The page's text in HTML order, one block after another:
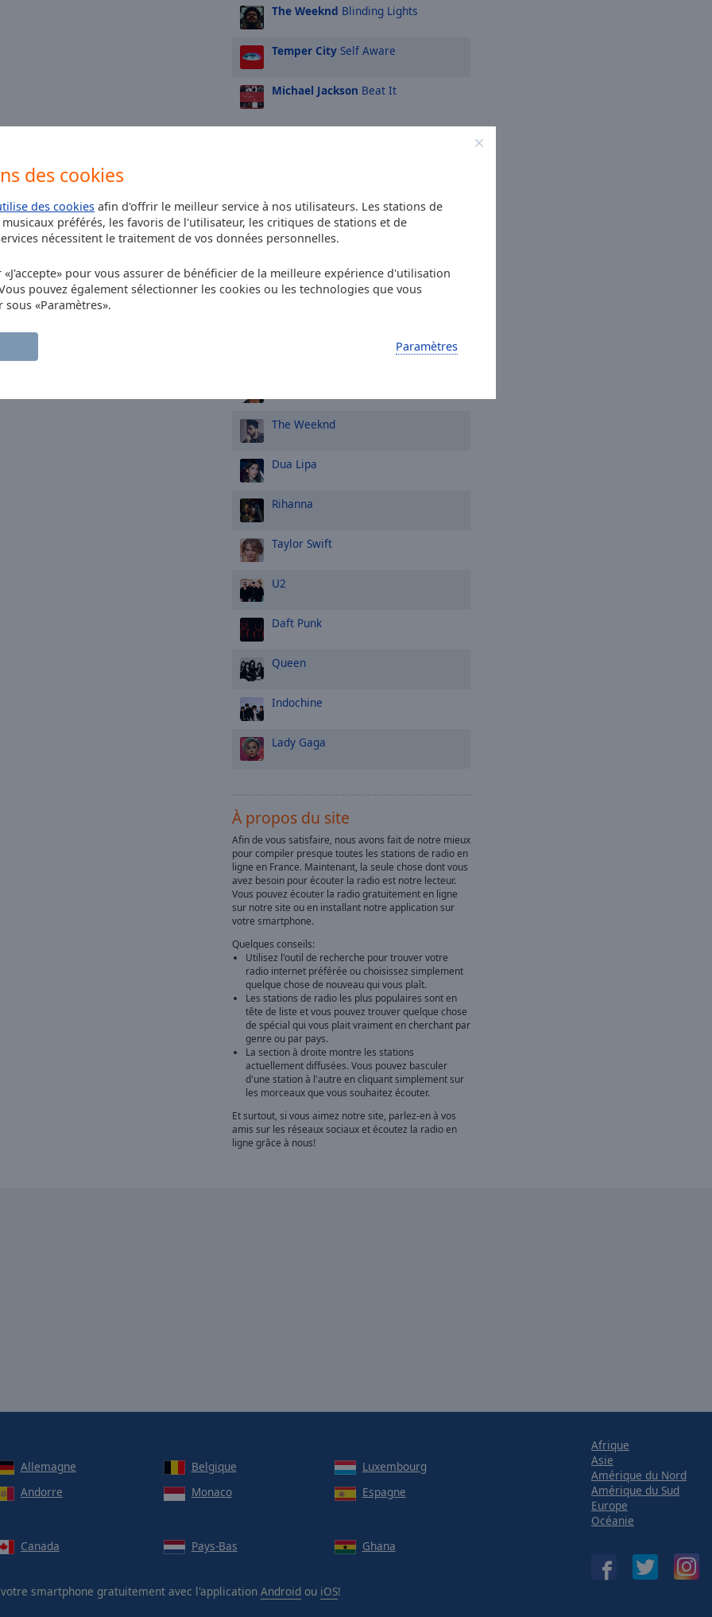
des cookies
des cookies afin d'offrir le meilleur service à nos utilisateurs. Les stations de
préférés, les favoris de l'utilisateur, les critiques de stations et de
nécessitent le traitement de vos données personnelles.
pour vous assurer de bénéficier de la meilleure expérience d'utilisation
pouvez également sélectionner les cookies ou les technologies que vous
«Paramètres».
Paramètres
The Weeknd Blinding Lights
Temper City Self Aware
Michael Jackson Beat It
Madonna
Coldplay
The Weeknd
Dua Lipa
Rihanna
Taylor Swift
U2
Daft Punk
Queen
Indochine
Lady Gaga
À propos du site
Afin de vous satisfaire, nous avons fait de notre mieux
pour compiler presque toutes les stations de radio en
ligne en France. Maintenant, la seule chose dont vous
avez besoin pour écouter la radio est notre lecteur.
Vous pouvez écouter la radio gratuitement en ligne
sur notre site ou en installant notre application sur
votre smartphone.
Quelques conseils:
Utilisez l'outil de recherche pour trouver votre
radio internet préférée ou choisissez simplement
quelque chose de nouveau qui vous plaît.
Les stations de radio les plus populaires sont en
tête de liste et vous pouvez trouver quelque chose
de spécial qui vous plait vraiment en cherchant par
genre ou par pays.
La section à droite montre les stations
actuellement diffusées. Vous pouvez basculer
d'une station à l'autre en cliquant simplement sur
les morceaux que vous souhaitez écouter.
Et surtout, si vous aimez notre site, parlez-en à vos
amis sur les réseaux sociaux et écoutez la radio en
ligne grâce à nous!
Allemagne Belgique
Luxembourg
Andorre Monaco Espagne
Canada Pays-Bas Ghana
smartphone gratuitement avec l'application Android ou iOS!
Afrique
Asie
Amérique du Nord
Amérique du Sud
Europe
Océanie